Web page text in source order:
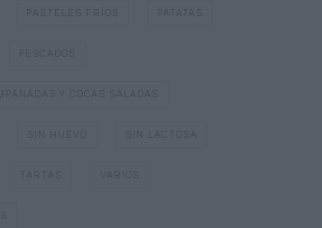
PASTELES FRÍOS PATATAS
PESCADOS
Y COCAS SALADAS
SIN HUEVO SIN LACTOSA
TARTAS VARIOS